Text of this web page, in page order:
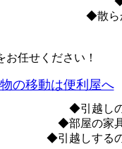
◆散ら
任せください！
の移動は便利屋へ
◆引越し
◆部屋の家
◆引越しする